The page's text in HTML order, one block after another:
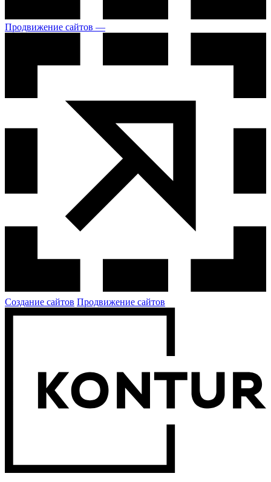
Продвижение сайтов —
Создание сайтов Продвижение сайтов